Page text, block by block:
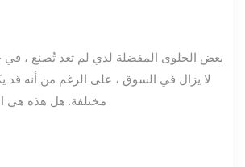
بعض الحلوى المفضلة لدي لم تعد تُصنع ، في
لا يزال في السوق ، على الرغم من أنه قد
مختلفة. هل هذه هي